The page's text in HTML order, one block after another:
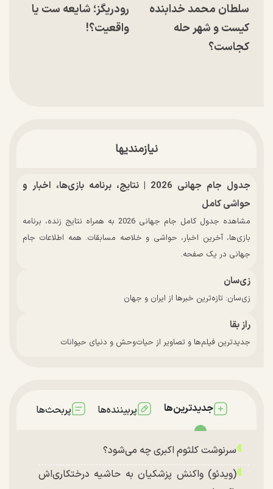
سلطان محمد خدابنده
کیست و شهر حله
کجاست؟
رودریگز؛ شایعه ست یا
واقعیت؟!
نیازمندیها
جدول جام جهانی 2026 | نتایج، برنامه بازی‌ها، اخبار و
حواشی کامل
مشاهده جدول کامل جام جهانی 2026 به همراه نتایج زنده، برنامه
بازی‌ها، آخرین اخبار، حواشی و خلاصه مسابقات. همه اطلاعات جام
جهانی در یک صفحه.
زی‌سان
زی‌سان: تازه‌ترین خبرها از ایران و جهان
راز بقا
جدیدترین فیلم‌ها و تصاویر از حیات‌وحش و دنیای حیوانات
جدیدترین‌ها پربیننده‌ها پربحث‌ها
سرنوشت کلثوم اکبری چه می‌شود؟
(ویدئو) واکنش پزشکیان به حاشیه درختکاری‌اش